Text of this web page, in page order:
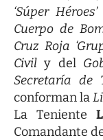
‘Súper Héroes’
Cuerpo de
Cruz Roja
Civil y del
Secretaría de
conforman la
La Teniente
Comandante